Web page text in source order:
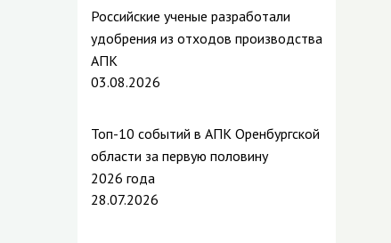
Российские ученые разработали
удобрения из отходов производства
АПК
03.08.2026
Топ-10 событий в АПК Оренбургской
области за первую половину
2026 года
28.07.2026